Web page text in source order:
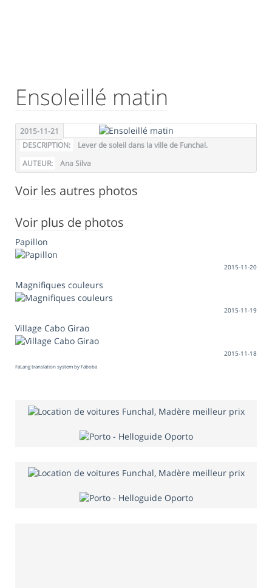
Ensoleillé matin
2015-11-21
DESCRIPTION:
Lever de soleil dans la ville de Funchal.
AUTEUR:
Ana Silva
Voir les autres photos
Voir plus de photos
Papillon
2015-11-20
Magnifiques couleurs
2015-11-19
Village Cabo Girao
2015-11-18
FaLang translation system by Faboba